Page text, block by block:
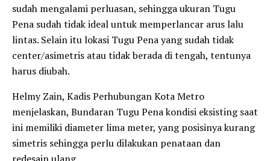
sudah mengalami perluasan, sehingga ukuran Tugu
Pena sudah tidak ideal untuk memperlancar arus lalu
lintas. Selain itu lokasi Tugu Pena yang sudah tidak
center/asimetris atau tidak berada di tengah, tentunya
harus diubah.
Helmy Zain, Kadis Perhubungan Kota Metro
menjelaskan, Bundaran Tugu Pena kondisi eksisting saat
ini memiliki diameter lima meter, yang posisinya kurang
simetris sehingga perlu dilakukan penataan dan